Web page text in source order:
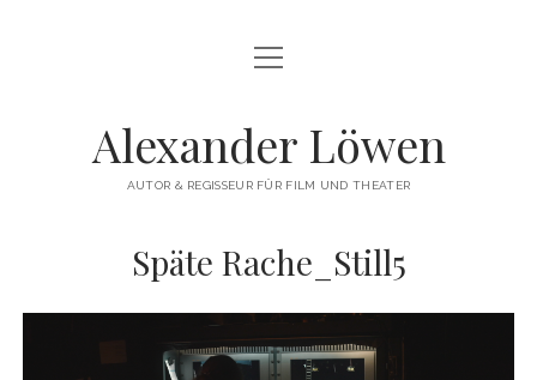
HERZLICH WILLKOMMEN
DREHBUCH & FILMREGIE
COMMERCIAL
KONTAKT
Menü
öffnen
Alexander Löwen
AUTOR & REGISSEUR FÜR FILM UND THEATER
Späte Rache_Still5